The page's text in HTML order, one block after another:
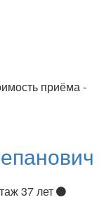
приёма -
37 лет